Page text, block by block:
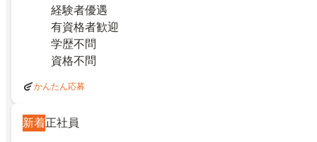
経験者優遇
有資格者歓迎
学歴不問
資格不問
かんたん応募
新着正社員